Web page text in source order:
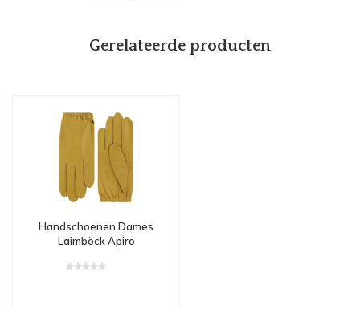
Gerelateerde producten
Handschoenen Dames
Laimböck Apiro